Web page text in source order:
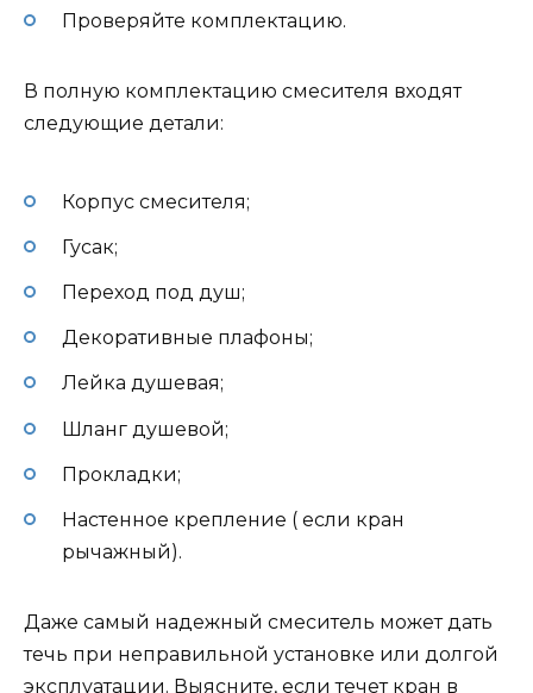
Проверяйте комплектацию.
В полную комплектацию смесителя входят
следующие детали:
Корпус смесителя;
Гусак;
Переход под душ;
Декоративные плафоны;
Лейка душевая;
Шланг душевой;
Прокладки;
Настенное крепление ( если кран
рычажный).
Даже самый надежный смеситель может дать
течь при неправильной установке или долгой
эксплуатации. Выясните, если течет кран в